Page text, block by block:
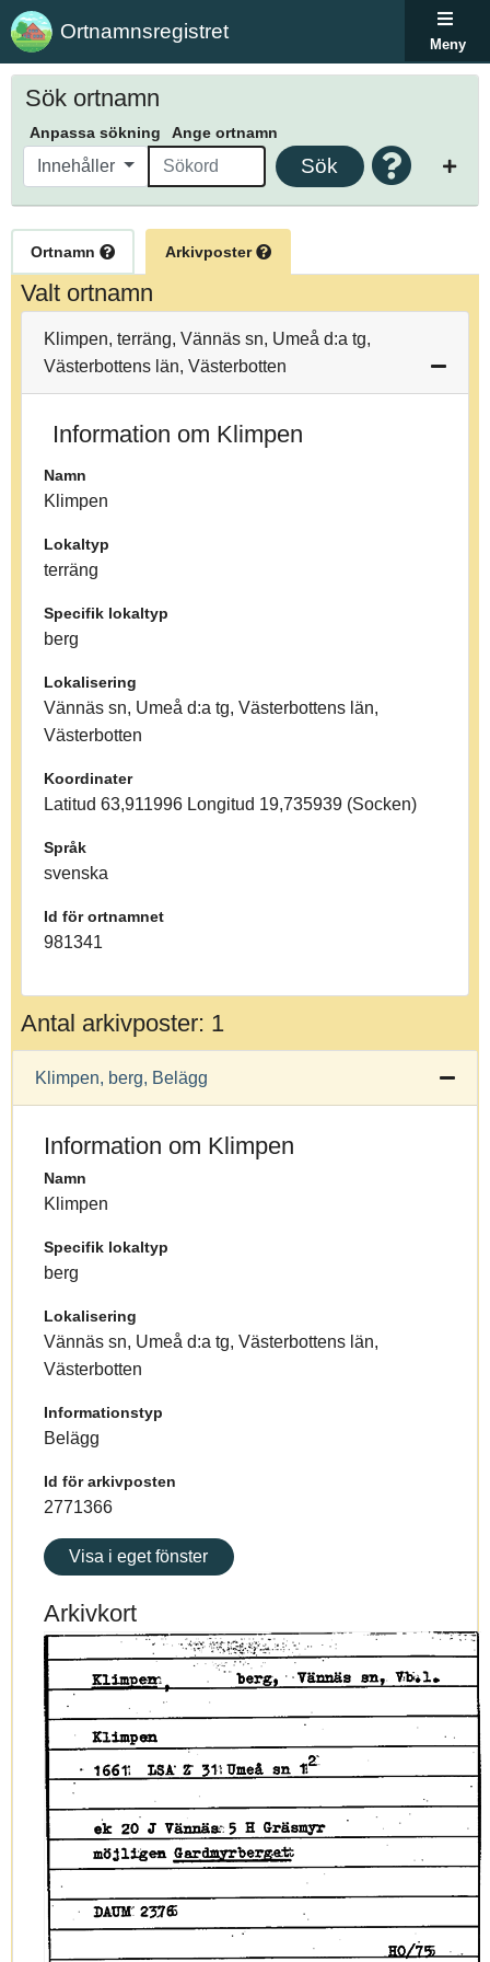
Ortnamnsregistret
Meny
Sök ortnamn
Anpassa sökning Ange ortnamn
Innehåller Sök
Ortnamn Arkivposter
Valt ortnamn
Klimpen, terräng, Vännäs sn, Umeå d:a tg,
Västerbottens län, Västerbotten
Information om Klimpen
Namn
Klimpen
Lokaltyp
terräng
Specifik lokaltyp
berg
Lokalisering
Vännäs sn, Umeå d:a tg, Västerbottens län,
Västerbotten
Koordinater
Latitud 63,911996 Longitud 19,735939 (Socken)
Språk
svenska
Id för ortnamnet
981341
Antal arkivposter: 1
Klimpen, berg, Belägg
Information om Klimpen
Namn
Klimpen
Specifik lokaltyp
berg
Lokalisering
Vännäs sn, Umeå d:a tg, Västerbottens län,
Västerbotten
Informationstyp
Belägg
Id för arkivposten
2771366
Visa i eget fönster
Arkivkort